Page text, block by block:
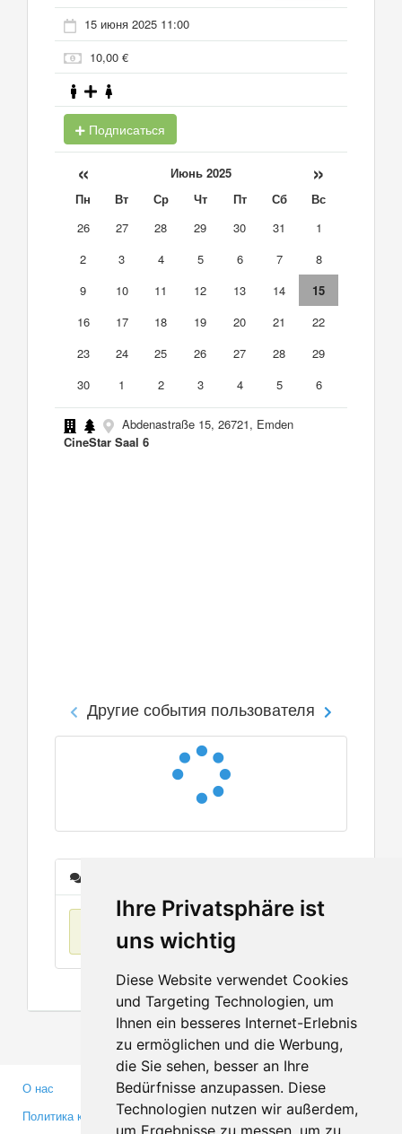
Ihre Privatsphäre ist
uns wichtig
Diese Website verwendet Cookies
und Targeting Technologien, um
Ihnen ein besseres Internet-Erlebnis
zu ermöglichen und die Werbung,
die Sie sehen, besser an Ihre
Bedürfnisse anzupassen. Diese
Technologien nutzen wir außerdem,
um Ergebnisse zu messen, um zu
15 июня 2025 11:00
10,00 €
Подписаться
« Июнь 2025 »
Пн Вт Ср Чт Пт Сб
Вс
26
27 28 29 30 31
1
2
3 4 5 6 7
8
9
10 11 12 13 14
15
16
17 18 19 20 21
22
23
24 25 26 27 28
29
30
1 2 3 4 5 6
Abdenastraße 15, 26721, Emden
CineStar Saal 6
Другие события пользователя
О нас
Политика конфиденциальности
Партнерам
Инвесторам